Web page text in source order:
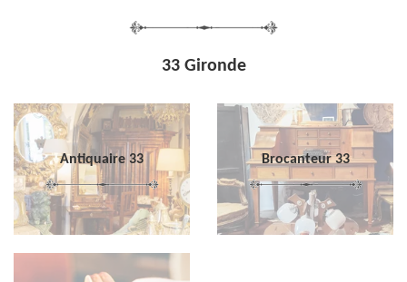
33 Gironde
Antiquaire 33 Brocanteur 33